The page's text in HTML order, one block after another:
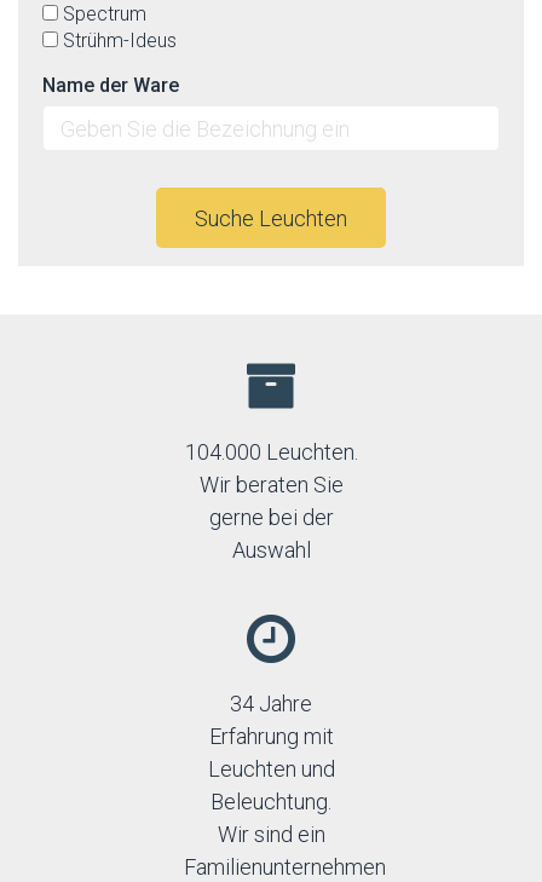
Spectrum
Strühm-Ideus
Name der Ware
Suche Leuchten
104.000 Leuchten.
Wir beraten Sie
gerne bei der
Auswahl
34 Jahre
Erfahrung mit
Leuchten und
Beleuchtung.
Wir sind ein
Familienunternehmen